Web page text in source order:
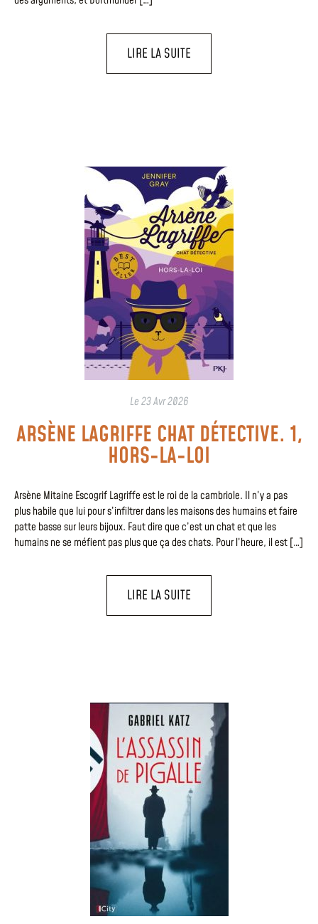
LIRE LA SUITE
Le23 Avr 2026
ARSÈNE LAGRIFFE CHAT DÉTECTIVE. 1,
HORS-LA-LOI
Arsène Mitaine Escogrif Lagriffe est le roi de la cambriole. Il n’y a pas
plus habile que lui pour s’infiltrer dans les maisons des humains et faire
patte basse sur leurs bijoux. Faut dire que c’est un chat et que les
humains ne se méfient pas plus que ça des chats. Pour l’heure, il est […]
LIRE LA SUITE